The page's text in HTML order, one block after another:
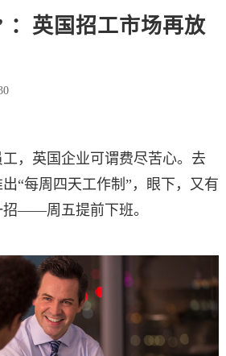
：英国招工市场再放
，英国企业可谓费尽苦心。去
出“每周四天工作制”，眼下，又有
招——周五提前下班。